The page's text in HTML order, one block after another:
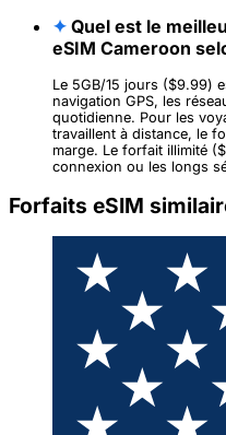
✦ Quel est le
eSIM Cameroon
Le 5GB/15 jours ($9.99)
navigation GPS, les
quotidienne. Pour les
travaillent à distance, le
marge. Le forfait illimité
connexion ou les longs
Forfaits eSIM